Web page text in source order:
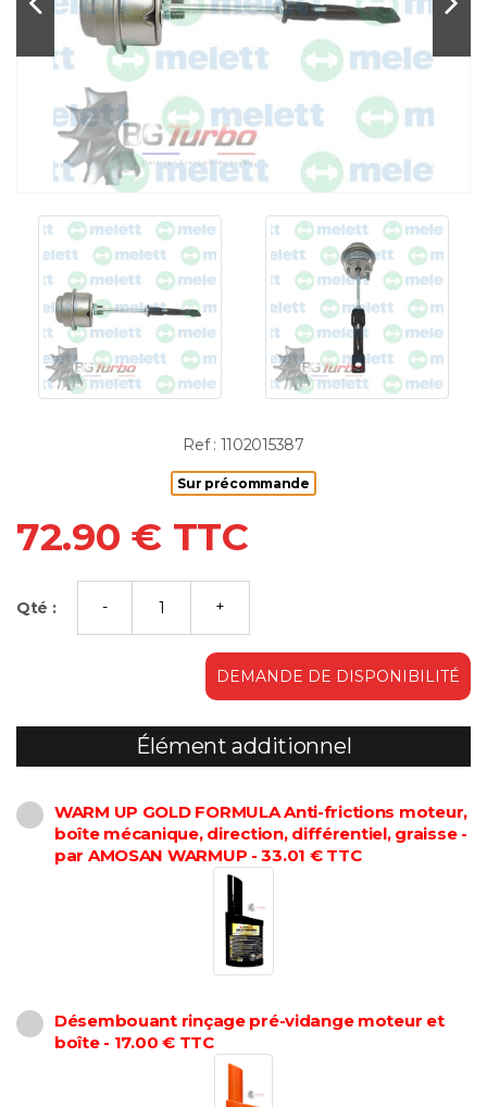
Ref : 1102015387
Sur précommande
72.90 € TTC
Qté :
DEMANDE DE DISPONIBILITÉ
Élément additionnel
WARM UP GOLD FORMULA Anti-frictions moteur,
boîte mécanique, direction, différentiel, graisse -
par AMOSAN WARMUP - 33.01 € TTC
Désembouant rinçage pré-vidange moteur et
boîte - 17.00 € TTC